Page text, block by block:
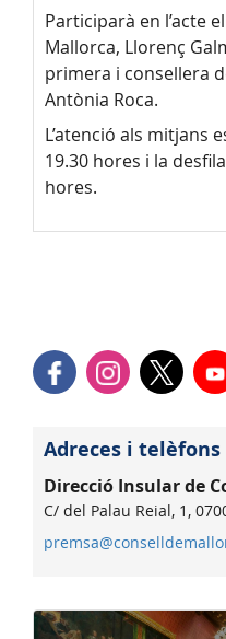
Participarà en l’acte
Mallorca, Llorenç
primera i consellera
Antònia Roca.
L’atenció als mitjans
19.30 hores i la
hores.
Adreces i telèfons
Direcció Insular de
C/ del Palau Reial, 1,